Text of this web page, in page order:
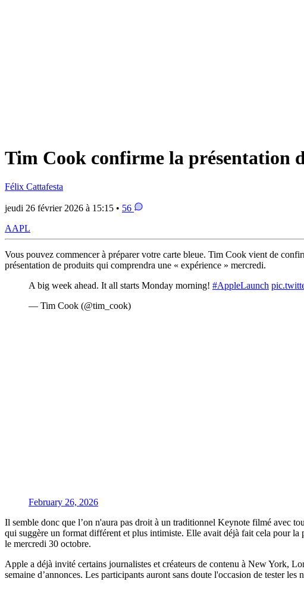
Tim Cook confirme la présentation
Félix Cattafesta
jeudi 26 février 2026 à 15:15 • 56
AAPL
Vous pouvez commencer à préparer votre carte bleue. Tim Cook vient de
présentation de produits qui comprendra une « expérience » mercredi.
A big week ahead. It all starts Monday morning! #AppleLaunch
— Tim Cook (@tim_cook)
February 26, 2026
Il semble donc que l’on n'aura pas droit à un traditionnel Keynote filmé avec
qui suggère un format différent et plus intimiste. Elle avait déjà fait cela pour
le mercredi 30 octobre.
Apple a déjà invité certains journalistes et créateurs de contenu à New York,
semaine d’annonces. Les participants auront sans doute l'occasion de tester